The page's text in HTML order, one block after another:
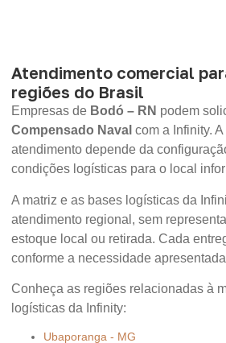
Atendimento comercial
regiões do Brasil
Empresas de Bodó – RN podem
Compensado Naval com a Infinity.
atendimento depende da
condições logísticas para o local
A matriz e as bases logísticas da
atendimento regional, sem
estoque local ou retirada. Cada
conforme a necessidade
Conheça as regiões relacionadas à
logísticas da Infinity:
Ubaporanga - MG